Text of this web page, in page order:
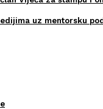
uz mentorsku